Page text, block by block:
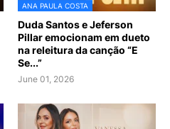
ANA PAULA COSTA
Duda Santos e Jeferson
Pillar emocionam em dueto
na releitura da canção “E
Se...”
June 01, 2026